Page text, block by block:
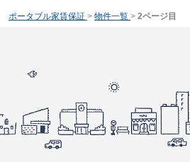
ポータブル家賃保証 > 物件一覧 > 2ページ目